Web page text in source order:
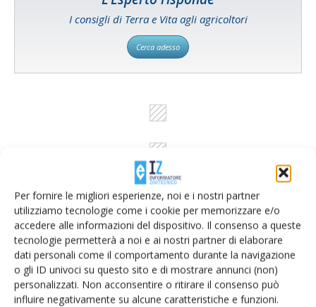
Per fornire le migliori esperienze, noi e i nostri partner
utilizziamo tecnologie come i cookie per memorizzare e/o
accedere alle informazioni del dispositivo. Il consenso a queste
tecnologie permetterà a noi e ai nostri partner di elaborare
dati personali come il comportamento durante la navigazione
o gli ID univoci su questo sito e di mostrare annunci (non)
personalizzati. Non acconsentire o ritirare il consenso può
influire negativamente su alcune caratteristiche e funzioni.
I consigli di Terra e Vita agli agricoltori
Cerca adesso
Rimani aggiornato sul mondo
dell’agricoltura